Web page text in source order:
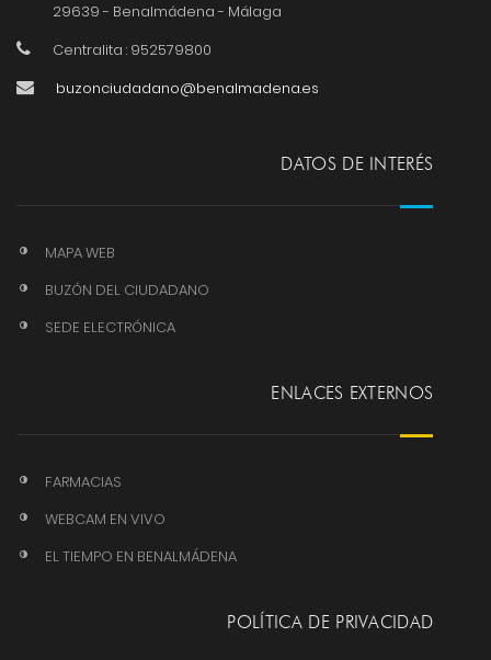
29639 - Benalmádena - Málaga
Centralita : 952579800
buzonciudadano@benalmadena.es
DATOS DE INTERÉS
MAPA WEB
BUZÓN DEL CIUDADANO
SEDE ELECTRÓNICA
ENLACES EXTERNOS
FARMACIAS
WEBCAM EN VIVO
EL TIEMPO EN BENALMÁDENA
POLÍTICA DE PRIVACIDAD